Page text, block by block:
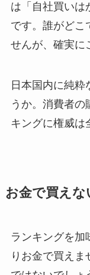
は「自社買いは
です。誰がどこ
せんが、確実に
日本国内に純粋
うか。消費者の
キングに権威は
お金で買えな
ランキングを加
りお金で買え